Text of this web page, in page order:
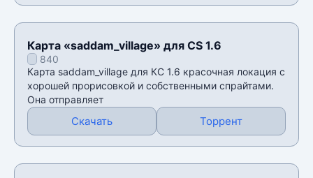
Карта «saddam_village» для CS 1.6
840
Карта saddam_village для КС 1.6 красочная локация с
хорошей прорисовкой и собственными спрайтами.
Она отправляет
Скачать Торрент